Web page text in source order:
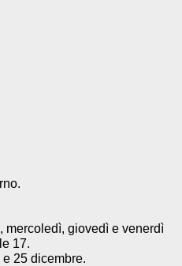
mercoledì, giovedì e venerdì
17.
25 dicembre.